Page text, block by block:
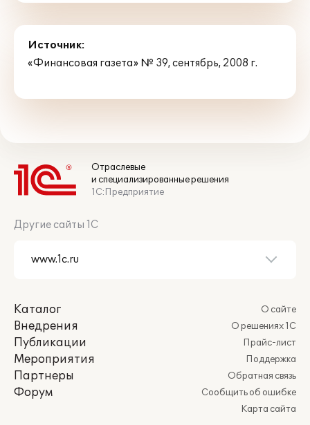
Источник:
«Финансовая газета» № 39, сентябрь, 2008 г.
Отраслевые
и специализированные решения
1С:Предприятие
Другие сайты 1С
Каталог
Внедрения
Публикации
Мероприятия
Партнеры
Форум
О сайте
О решениях 1С
Прайс-лист
Поддержка
Обратная связь
Сообщить об ошибке
Карта сайта